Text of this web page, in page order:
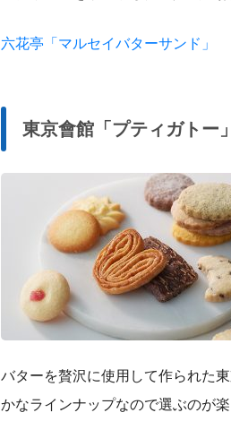
六花亭「マルセイバターサンド」
東京會館「プティガトー」
バターを贅沢に使用して作られた
かなラインナップなので選ぶのが楽